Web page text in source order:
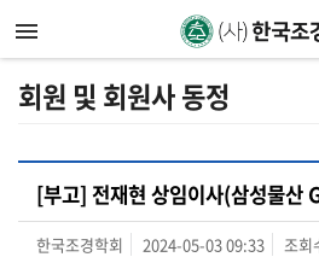
회원 및 회원사 동정
[부고] 전재현 상임이사(삼성물산
한국조경학회 2024-05-03 09:33 조회